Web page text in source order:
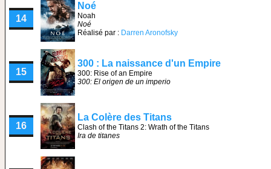
14
Noé
Noah
Noé
Réalisé par : Darren Aronofsky
15
300 : La naissance d'un Empire
300: Rise of an Empire
300: El origen de un imperio
16
La Colère des Titans
Clash of the Titans 2: Wrath of the Titans
Ira de titanes